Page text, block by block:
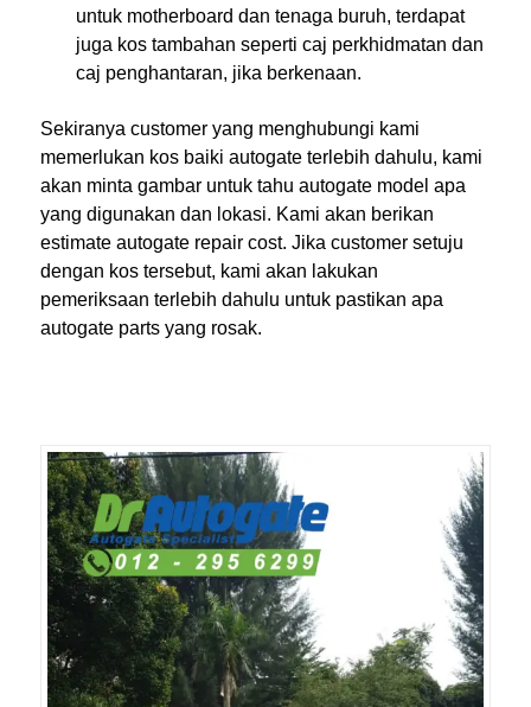
untuk motherboard dan tenaga buruh, terdapat
juga kos tambahan seperti caj perkhidmatan dan
caj penghantaran, jika berkenaan.
Sekiranya customer yang menghubungi kami
memerlukan kos baiki autogate terlebih dahulu, kami
akan minta gambar untuk tahu autogate model apa
yang digunakan dan lokasi. Kami akan berikan
estimate autogate repair cost. Jika customer setuju
dengan kos tersebut, kami akan lakukan
pemeriksaan terlebih dahulu untuk pastikan apa
autogate parts yang rosak.